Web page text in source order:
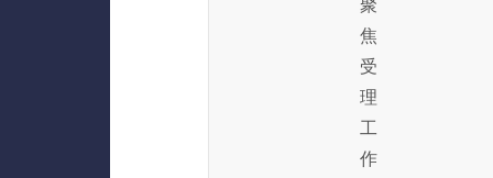
聚
焦
受
理
工
作